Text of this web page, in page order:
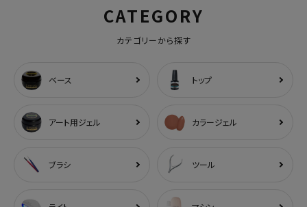
CATEGORY
カテゴリーから探す
ベース トップ
アート用ジェル カラージェル
ブラシ ツール